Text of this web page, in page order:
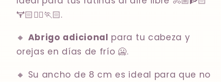
🏋🏻⛹🏻🏃🏻.
🔸 Abrigo adicional para tu cabeza y
orejas en días de frío 🥶.
🔸 Su ancho de 8 cm es ideal para que no